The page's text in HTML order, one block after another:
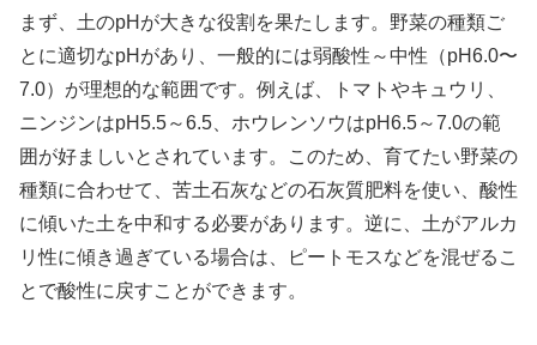
まず、土のpHが大きな役割を果たします。野菜の種類ご
とに適切なpHがあり、一般的には弱酸性～中性（pH6.0〜
7.0）が理想的な範囲です。例えば、トマトやキュウリ、
ニンジンはpH5.5～6.5、ホウレンソウはpH6.5～7.0の範
囲が好ましいとされています。このため、育てたい野菜の
種類に合わせて、苦土石灰などの石灰質肥料を使い、酸性
に傾いた土を中和する必要があります。逆に、土がアルカ
リ性に傾き過ぎている場合は、ピートモスなどを混ぜるこ
とで酸性に戻すことができます。